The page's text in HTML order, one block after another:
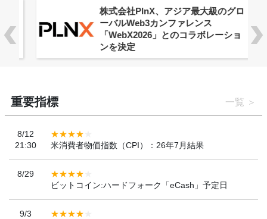
株式会社PlnX、アジア最大級のグロ
ーバルWeb3カンファレンス
「WebX2026」とのコラボレーショ
ンを決定
重要指標 一覧
8/12
21:30
米消費者物価指数（CPI）：26年7月結果
8/29
ビットコイン:ハードフォーク「eCash」予定日
9/3